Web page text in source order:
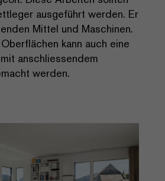
ausgeführt werden. Er
Mittel und Maschinen.
kann auch eine
anschliessendem
werden.